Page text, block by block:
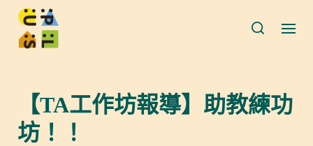
【TA工作坊報導】助教練功
坊！！